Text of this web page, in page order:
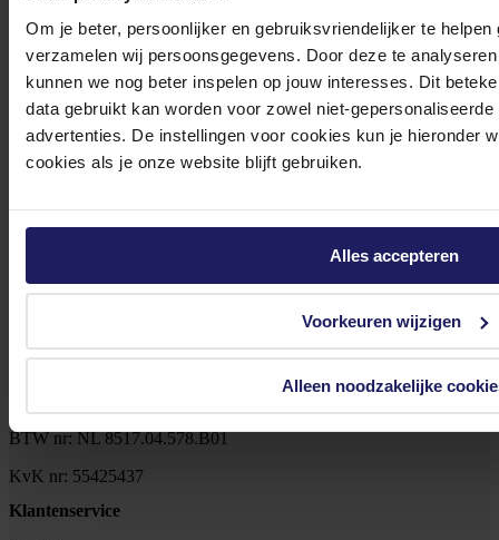
Om je beter, persoonlijker en gebruiksvriendelijker te
verzamelen wij persoonsgegevens. Door deze te
kunnen we nog beter inspelen op jouw interesses. Dit
data gebruikt kan worden voor zowel niet-
advertenties. De instellingen voor cookies kun je hieronder
cookies als je onze website blijft gebruiken.
Alles accepteren
Voorkeuren wijzigen
Alleen noodzakelijke
Klantenservice@azerty.nl
Meld je aan voor onze nieuwsbrief!
Meld je aan
Footer
Tjalkstraat 4b
BTW nr: NL 8517.04.578.B01
KvK nr: 55425437
Klantenservice